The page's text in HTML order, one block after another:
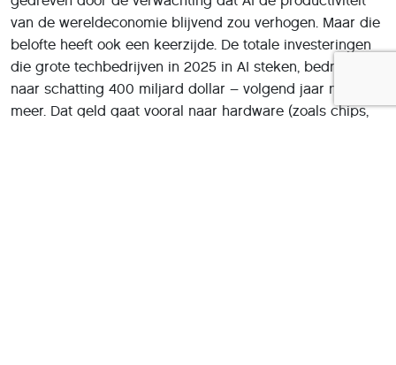
van de wereldeconomie blijvend zou verhogen. Maar die
belofte heeft ook een keerzijde. De totale investeringen
die grote techbedrijven in 2025 in AI steken, bedragen
naar schatting 400 miljard dollar – volgend jaar nog
meer. Dat geld gaat vooral naar hardware (zoals chips,